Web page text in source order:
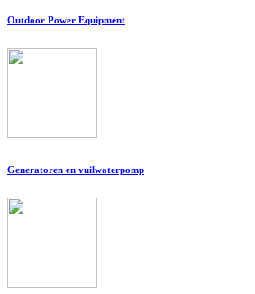
Outdoor Power Equipment
Generatoren en vuilwaterpomp